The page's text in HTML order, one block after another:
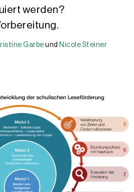
werden?
Garbe und Nicole Steiner